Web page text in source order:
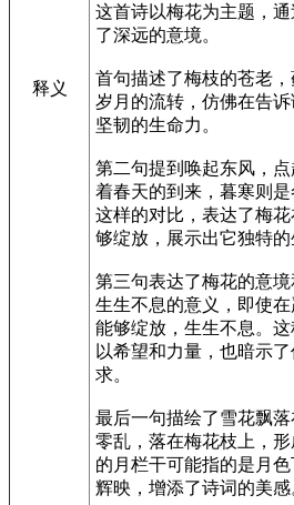
释义
这首诗以梅花为主题，
了深远的意境。
首句描述了梅枝的苍老
岁月的流转，仿佛在告
坚韧的生命力。
第二句提到唤起东风，
着春天的到来，暮寒则
这样的对比，表达了梅
够绽放，展示出它独特的
第三句表达了梅花的意
生生不息的意义，即使
能够绽放，生生不息。
以希望和力量，也暗示
求。
最后一句描绘了雪花飘
零乱，落在梅花枝上，
的月栏干可能指的是月
辉映，增添了诗词的美感